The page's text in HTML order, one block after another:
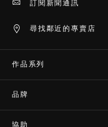
尋找鄰近的專賣店
訂閱新聞通訊
作品系列
品牌
協助